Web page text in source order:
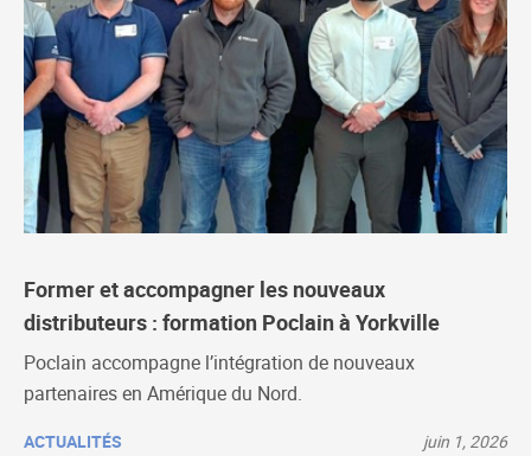
Former et accompagner les nouveaux
distributeurs : formation Poclain à Yorkville
Poclain accompagne l’intégration de nouveaux
partenaires en Amérique du Nord.
ACTUALITÉS juin 1, 2026